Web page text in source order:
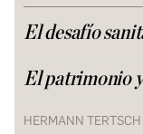
El desafío
El patrimonio y
HERMANN TERTSCH